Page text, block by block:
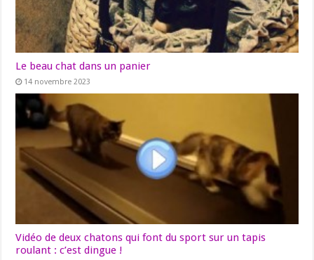
Le beau chat dans un panier
14 novembre 2023
Vidéo de deux chatons qui font du sport sur un tapis
roulant : c’est dingue !